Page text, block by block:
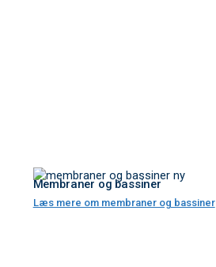
Membraner og bassiner
Læs mere om membraner og bassiner